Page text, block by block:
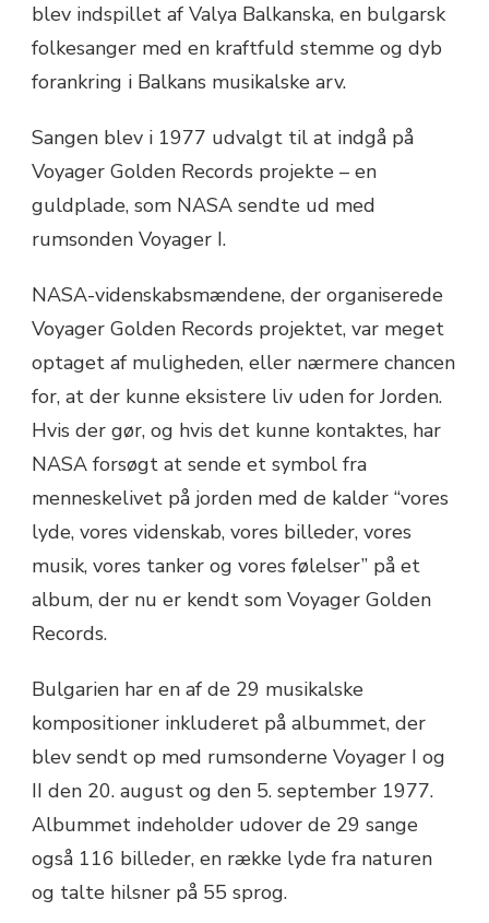
blev indspillet af Valya Balkanska, en bulgarsk
folkesanger med en kraftfuld stemme og dyb
forankring i Balkans musikalske arv.
Sangen blev i 1977 udvalgt til at indgå på
Voyager Golden Records projekte – en
guldplade, som NASA sendte ud med
rumsonden Voyager I.
NASA-videnskabsmændene, der organiserede
Voyager Golden Records projektet, var meget
optaget af muligheden, eller nærmere chancen
for, at der kunne eksistere liv uden for Jorden.
Hvis der gør, og hvis det kunne kontaktes, har
NASA forsøgt at sende et symbol fra
menneskelivet på jorden med de kalder “vores
lyde, vores videnskab, vores billeder, vores
musik, vores tanker og vores følelser” på et
album, der nu er kendt som Voyager Golden
Records.
Bulgarien har en af de ​​29 musikalske
kompositioner inkluderet på albummet, der
blev sendt op med rumsonderne Voyager I og
II den 20. august og den 5. september 1977.
Albummet indeholder udover de 29 sange
også 116 billeder, en række lyde fra naturen
og talte hilsner på 55 sprog.